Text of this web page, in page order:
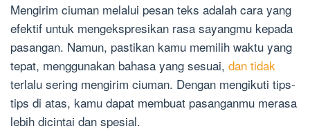
Mengirim ciuman melalui pesan teks adalah cara yang
efektif untuk mengekspresikan rasa sayangmu kepada
pasangan. Namun, pastikan kamu memilih waktu yang
tepat, menggunakan bahasa yang sesuai, dan tidak
terlalu sering mengirim ciuman. Dengan mengikuti tips-
tips di atas, kamu dapat membuat pasanganmu merasa
lebih dicintai dan spesial.